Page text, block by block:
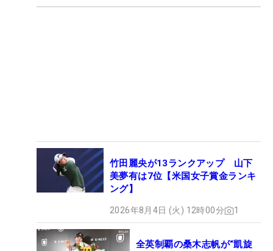
竹田麗央が13ランクアップ 山下
美夢有は7位【米国女子賞金ランキ
ング】
2026年8月4日 (火) 12時00分 1
全英制覇の桑木志帆が“凱旋